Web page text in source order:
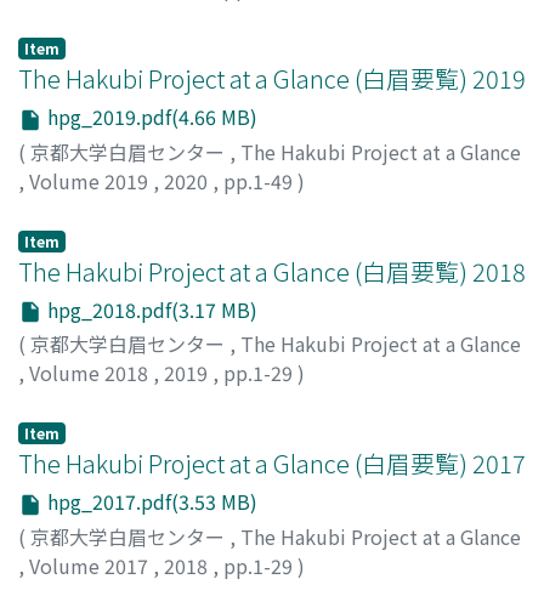
Item
The Hakubi Project at a Glance (白眉要覧) 2019
hpg_2019.pdf(4.66 MB)
( 京都大学白眉センター , The Hakubi Project at a Glance
, Volume 2019 , 2020 , pp.1-49 )
Item
The Hakubi Project at a Glance (白眉要覧) 2018
hpg_2018.pdf(3.17 MB)
( 京都大学白眉センター , The Hakubi Project at a Glance
, Volume 2018 , 2019 , pp.1-29 )
Item
The Hakubi Project at a Glance (白眉要覧) 2017
hpg_2017.pdf(3.53 MB)
( 京都大学白眉センター , The Hakubi Project at a Glance
, Volume 2017 , 2018 , pp.1-29 )